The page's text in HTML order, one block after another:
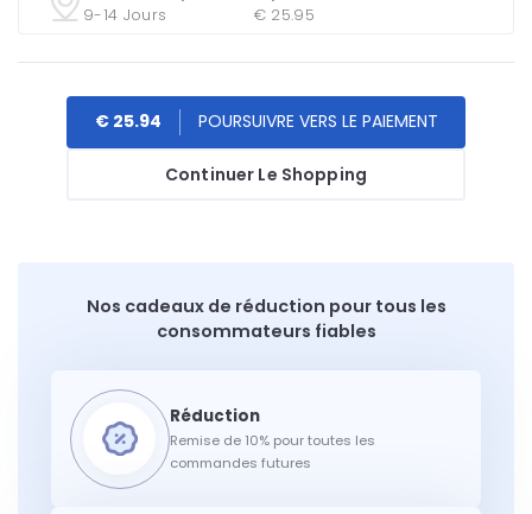
9-14 Jours
€ 25.95
Continuer Le Shopping
€ 25.94
Nos cadeaux de réduction pour tous les
consommateurs fiables
Remise de 10% pour toutes les
commandes futures